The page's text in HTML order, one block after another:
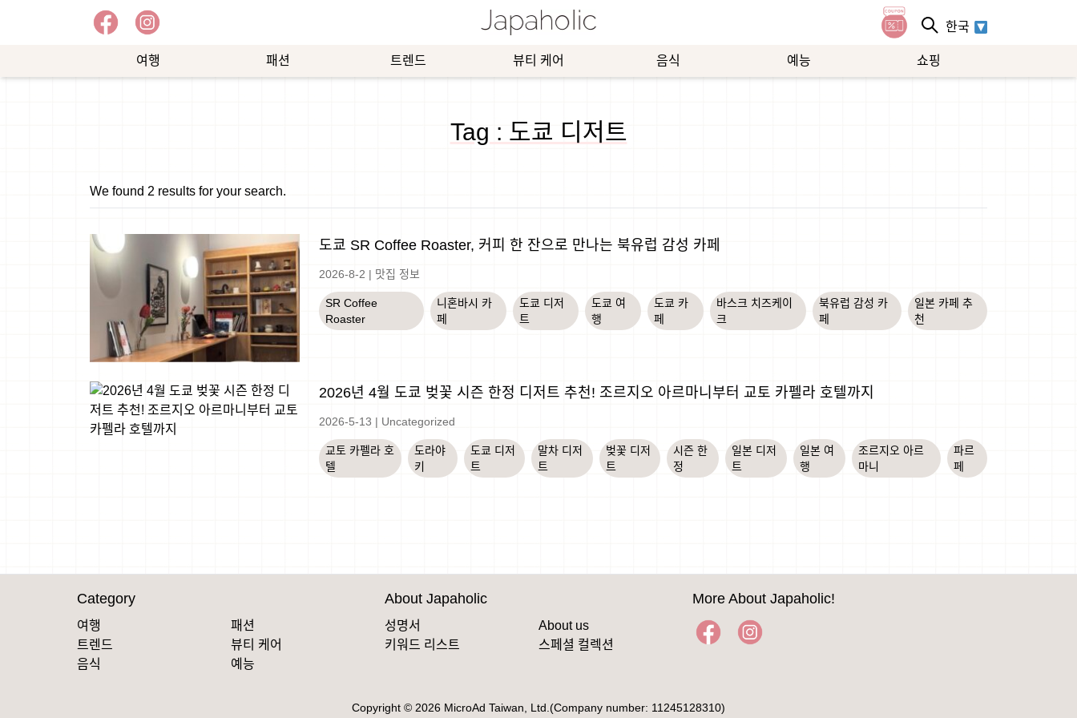
한국
여행 패션 트렌드 뷰티 케어 음식 예능
쇼핑
Tag : 도쿄 디저트
We found 2 results for your search.
도쿄 SR Coffee Roaster, 커피 한 잔으로 만나는 북유럽 감성 카페
2026-8-2 | 맛집 정보
SR Coffee
Roaster
니혼바시 카
페
도쿄 디저
트
도쿄 여
행
도쿄 카
페
바스크 치즈케이
크
북유럽 감성 카
페
일본 카페 추
천
2026년 4월 도쿄 벚꽃 시즌 한정 디저트 추천! 조르지오 아르마니부터 교토 카펠라 호텔까지
2026-5-13 | Uncategorized
교토 카펠라 호
텔
도라야
키
도쿄 디저
트
말차 디저
트
벚꽃 디저
트
시즌 한
정
일본 디저
트
일본 여
행
조르지오 아르
마니
파르
페
Category
여행
패션
트렌드
뷰티 케어
음식
예능
About Japaholic
성명서
About us
키워드 리스트
스페셜 컬렉션
More About Japaholic!
Copyright © 2026 MicroAd Taiwan, Ltd.(Company number: 11245128310)